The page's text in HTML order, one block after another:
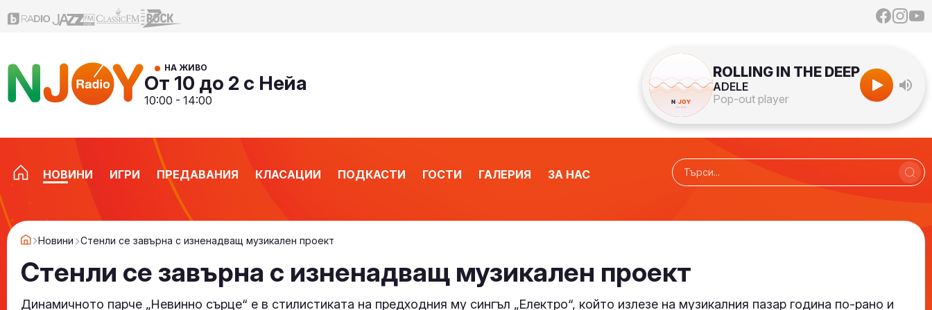
НА ЖИВО
От 10 до 2 с Нейа
10:00 - 14:00
ROLLING IN THE DEEP
ADELE
Pop-out player
НОВИНИ ИГРИ ПРЕДАВАНИЯ КЛАСАЦИИ ПОДКАСТИ ГОСТИ ГАЛЕРИЯ ЗА НАС
Новини Стенли се завърна с изненадващ музикален проект
Стенли се завърна с изненадващ музикален проект
Динамичното парче „Невинно сърце“ е в стилистиката на предходния му сингъл „Електро“, който излезе на музикалния пазар година по-рано и